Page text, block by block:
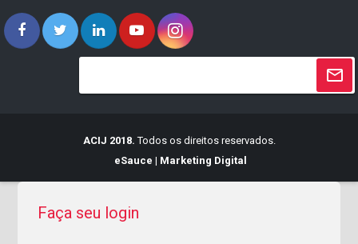
ACIJ 2018. Todos os direitos reservados.
eSauce | Marketing Digital
Faça seu login